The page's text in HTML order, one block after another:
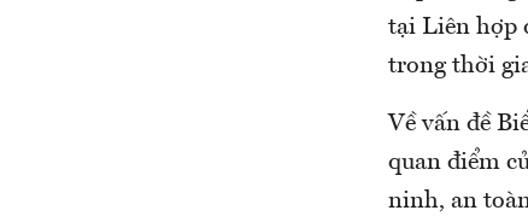
tại Liên hợp
trong thời
Về vấn đề
quan điểm
ninh, an